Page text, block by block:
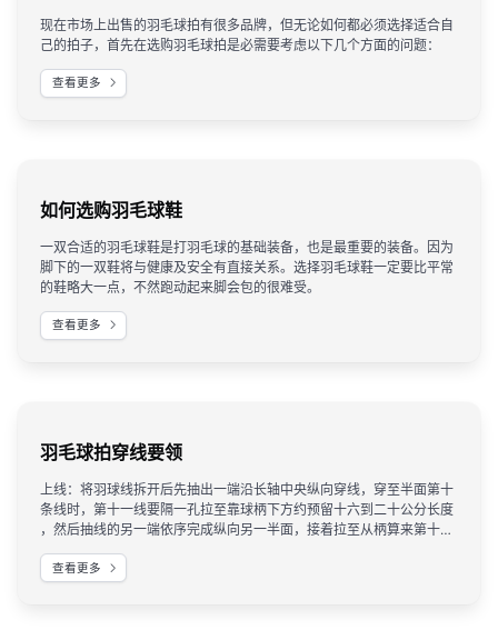
现在市场上出售的羽毛球拍有很多品牌，但无论如何都必须选择适合自
己的拍子，首先在选购羽毛球拍是必需要考虑以下几个方面的问题：
查看更多
如何选购羽毛球鞋
一双合适的羽毛球鞋是打羽毛球的基础装备，也是最重要的装备。因为
脚下的一双鞋将与健康及安全有直接关系。选择羽毛球鞋一定要比平常
的鞋略大一点，不然跑动起来脚会包的很难受。
查看更多
羽毛球拍穿线要领
上线：将羽球线拆开后先抽出一端沿长轴中央纵向穿线，穿至半面第十
条线时，第十一线要隔一孔拉至靠球柄下方约预留十六到二十公分长度
，然后抽线的另一端依序完成纵向另一半面，接着拉至从柄算来第十孔
或第十一孔处，开始穿短轴的线，除了与纵线相互交叉外，每一条横线
开头与第一条纵线交叉的方向必定相反，否则线一拉紧必挤在一起，最
查看更多